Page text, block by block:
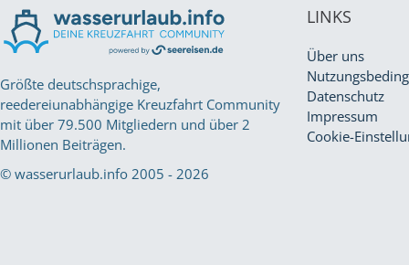
Größte deutschsprachige,
reedereiunabhängige Kreuzfahrt Community
mit über 79.500 Mitgliedern und über 2
Millionen Beiträgen.
© wasserurlaub.info 2005 - 2026
LINKS
Über uns
Datenschutz
Impressum
Cookie-